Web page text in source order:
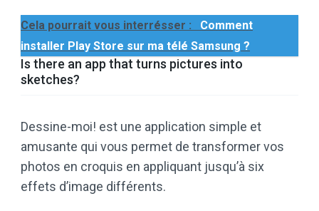
Cela pourrait vous interrésser :
Comment
installer Play Store sur ma télé Samsung ?
Is there an app that turns pictures into
sketches?
Dessine-moi! est une application simple et
amusante qui vous permet de transformer vos
photos en croquis en appliquant jusqu’à six
effets d’image différents.